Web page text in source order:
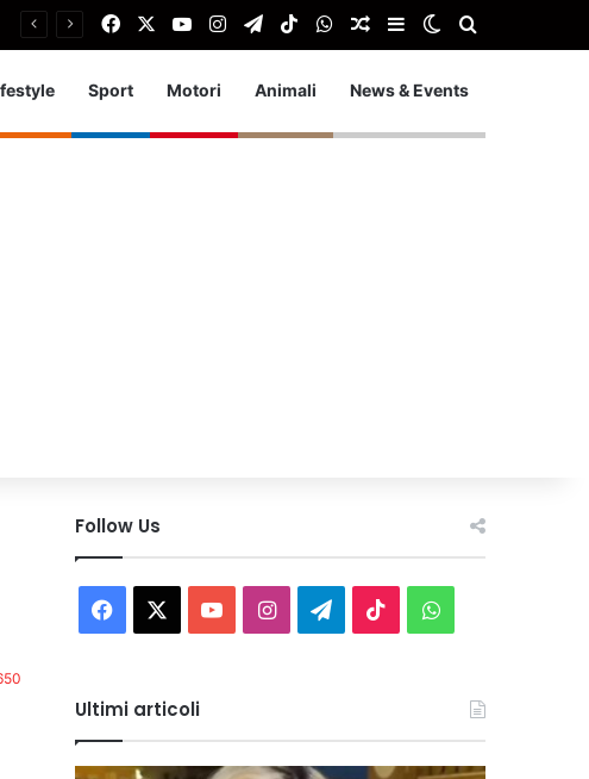
FacebookYou TubeInstagram
TelegramTikTokWhatsApp
Articolo Random
Barra laterale
Cambia aspetto
Sport Motori Animali News & Events
Follow Us
Facebook You InstagramTelegram
TikTokWhatsApp
Ultimi articoli